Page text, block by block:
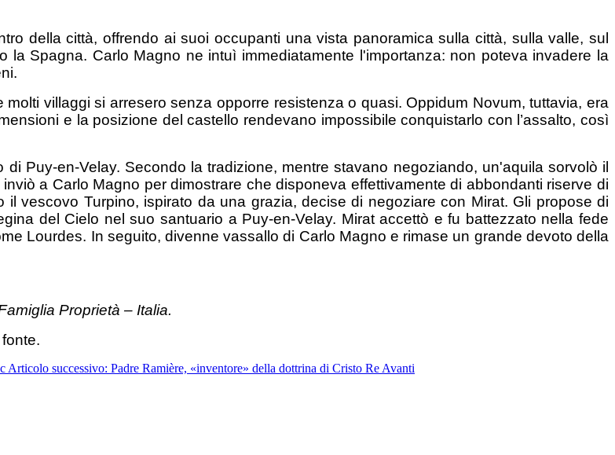
della città, offrendo ai suoi occupanti una vista panoramica sulla città, sulla valle, sul
Spagna. Carlo Magno ne intuì immediatamente l'importanza: non poteva invadere la
villaggi si arresero senza opporre resistenza o quasi. Oppidum Novum, tuttavia, era
e la posizione del castello rendevano impossibile conquistarlo con l’assalto, così
Puy-en-Velay. Secondo la tradizione, mentre stavano negoziando, un'aquila sorvolò il
a Carlo Magno per dimostrare che disponeva effettivamente di abbondanti riserve di
vescovo Turpino, ispirato da una grazia, decise di negoziare con Mirat. Gli propose di
del Cielo nel suo santuario a Puy-en-Velay. Mirat accettò e fu battezzato nella fede
Lourdes. In seguito, divenne vassallo di Carlo Magno e rimase un grande devoto della
Proprietà – Italia.
Articolo successivo: Padre Ramière, «inventore» della dottrina di Cristo Re Avanti